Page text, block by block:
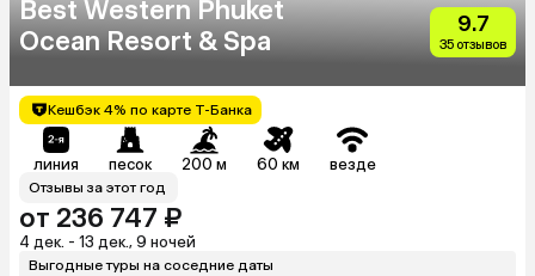
Best Western Phuket
Ocean Resort & Spa
9.7
35 отзывов
Кешбэк 4% по карте Т-Банка
линия песок 200 м 60 км везде
Отзывы за этот год
от 236 747 ₽
4 дек. - 13 дек., 9 ночей
Выгодные туры на соседние даты